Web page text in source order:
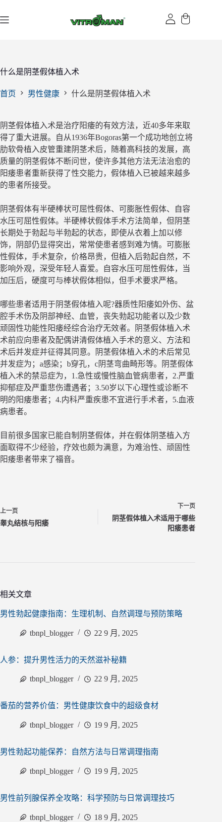
过
什么是阴茎假体植入术
首页 男性健康 什么是阴茎假体植入术
阴茎假体植入术是治疗阳痿的有效方法，近40多年来取
得了重大进展。自从1936年Bogoras第一个成功地创立将
肋软骨植入皮管重建阴茎术后，随着高科技的发展，高
质量的阴茎假体不断问世，使许多其他方法无法治愈的
阳痿患者重新获得了性交能力，假体植入已被越来越多
的患者所接受。
阴茎假体有半硬棒状可屈性假体、可膨胀性假体、自容
水压可屈性假体。半硬棒状假体手术方法简单，但阴茎
长期处于勃起与半勃起的状态，即使从衣着上加以修
饰，阴部仍显得突出，常常使患者感到难为情。可膨胀
性假体，手术复杂，价格昂贵，但植入后勃起自然，不
影响外观，深受年轻人喜爱。自容水压可屈性假体，当
加压后，硬度可与棒状假体相似，但手术要求严格。
哪些患者适用于阴茎假体植入呢?器质性阳痿如外伤、盆
腔手术伤及阴部神经、血管，丧失勃起功能者以及少数
顽固性功能性阳痿经综合治疗无效者。阴茎假体植入术
术前应向患者及配偶讲清假体植入手术的意义、方法和
术后并发症并征得其同意。阴茎假体植入术的术后常见
并发症为；a感染；b穿孔，c阴茎弯曲畸形等。阴茎假体
植入术的禁忌症为，1.急性或慢性脑血管病患者，2.严重
抑郁症及严重悲伤遭遇者；3.50岁以下心理性或诊断不
明的阳痿患者；4.内科严重疾患不宜进行手术者，5.血液
病患者。
目前很多国家已能自制阴茎假体，并在假体阴茎植入方
面取得不少经验，疗效也颇为满意，为难治性、顽固性
阳痿患者带来了福音。
上一页
睾丸结核与阳痿
下一页
阴茎假体植入术适用于哪些
阳痿患者
相关文章
男性勃起健康指南：生理机制、自然调理与预防策略
tbnpl_blogger 22 9 月, 2025
人参：提升男性活力的天然滋补秘籍
tbnpl_blogger 22 9 月, 2025
番茄的营养价值：男性健康饮食中的超级食材
tbnpl_blogger 19 9 月, 2025
男性勃起功能保养：自然方法与日常调理指南
tbnpl_blogger 19 9 月, 2025
男性前列腺保养全攻略：科学预防与日常调理技巧
tbnpl_blogger 18 9 月, 2025